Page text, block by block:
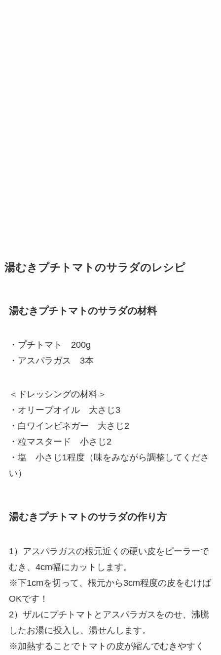
湯むきプチトマトのサラダのレシピ
湯むきプチトマトのサラダの材料
・プチトマト 200g
・アスパラガス 3本
＜ドレッシングの材料＞
・オリーブオイル 大さじ3
・白ワインビネガー 大さじ2
・粒マスタード 小さじ2
・塩 小さじ1程度（味をみながら調整してくださ
い）
湯むきプチトマトのサラダの作り方
1）アスパラガスの根元近くの硬い皮をピーラーで
むき、4cm幅にカットします。
※下1cmを切って、根元から3cm程度の皮をむけば
OKです！
2）ザルにプチトマトとアスパラガスをのせ、沸騰
したお湯に投入し、湯せんします。
※加熱することでトマトの皮が縮んでむきやすく